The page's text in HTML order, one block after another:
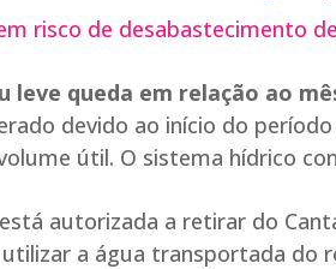
risco de desabastecimento
queda em relação ao
devido ao início do
útil. O sistema hídrico
autorizada a retirar do
a água transportada do